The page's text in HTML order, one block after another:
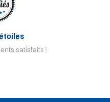
satisfaits !